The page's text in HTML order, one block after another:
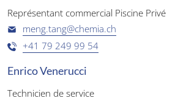
Représentant commercial Piscine Privé
meng.tang@chemia.ch
+41 79 249 99 54
Enrico Venerucci
Technicien de service